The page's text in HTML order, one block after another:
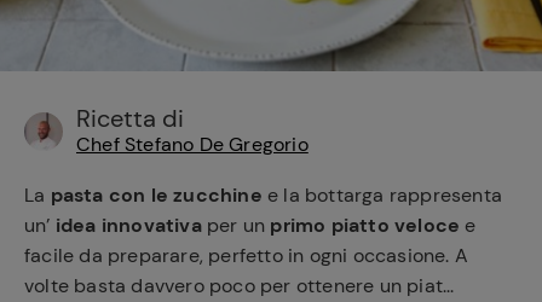
ricetta
il
Ricetta di
Chef Stefano De Gregorio
La pasta con le zucchine e la bottarga rappresenta
un’ idea innovativaper un primo piatto veloce e
facile da preparare, perfetto in ogni occasione. A
volte basta davvero poco per ottenere un piat...